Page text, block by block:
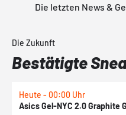
Die letzten News &
Die Zukunft
Bestätigte
Heute - 00:00 Uhr
Asics Gel-NYC 2.0 Graphite